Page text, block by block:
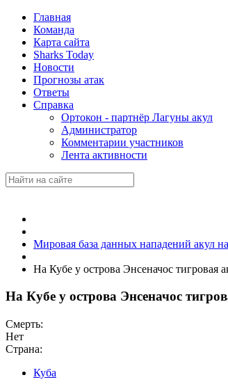
Главная
Команда
Карта сайта
Sharks Today
Новости
Прогнозы атак
Ответы
Справка
Ортокон - партнёр Лагуны акул
Администратор
Комментарии участников
Лента активности
Мировая база данных нападений акул
На Кубе у острова Энсеначос тигровая
На Кубе у острова Энсеначос
Смерть:
Нет
Страна:
Куба